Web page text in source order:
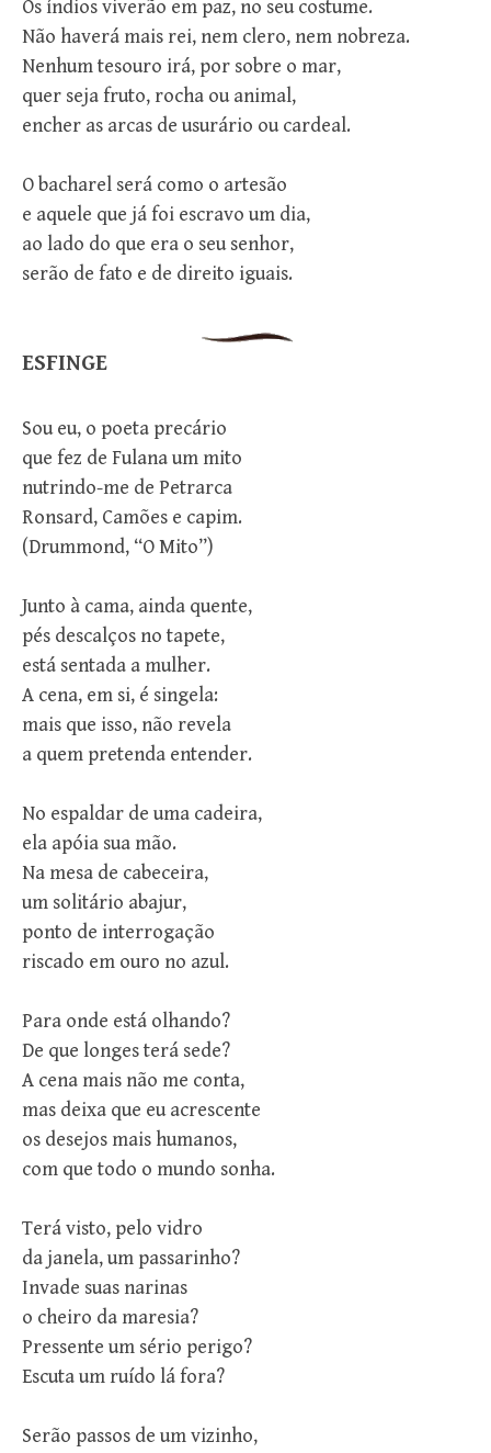
Os índios viverão em paz, no seu costume.
Não haverá mais rei, nem clero, nem nobreza.
Nenhum tesouro irá, por sobre o mar,
quer seja fruto, rocha ou animal,
encher as arcas de usurário ou cardeal.
O bacharel será como o artesão
e aquele que já foi escravo um dia,
ao lado do que era o seu senhor,
serão de fato e de direito iguais.
ESFINGE
Sou eu, o poeta precário
que fez de Fulana um mito
nutrindo-me de Petrarca
Ronsard, Camões e capim.
(Drummond, “O Mito”)
Junto à cama, ainda quente,
pés descalços no tapete,
está sentada a mulher.
A cena, em si, é singela:
mais que isso, não revela
a quem pretenda entender.
No espaldar de uma cadeira,
ela apóia sua mão.
Na mesa de cabeceira,
um solitário abajur,
ponto de interrogação
riscado em ouro no azul.
Para onde está olhando?
De que longes terá sede?
A cena mais não me conta,
mas deixa que eu acrescente
os desejos mais humanos,
com que todo o mundo sonha.
Terá visto, pelo vidro
da janela, um passarinho?
Invade suas narinas
o cheiro da maresia?
Pressente um sério perigo?
Escuta um ruído lá fora?
Serão passos de um vizinho,